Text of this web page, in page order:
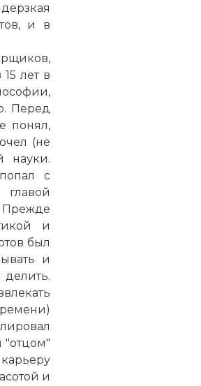
и в
лет в
Перед
понял,
(не
науки.
с
и
был
и
"отцом"
и